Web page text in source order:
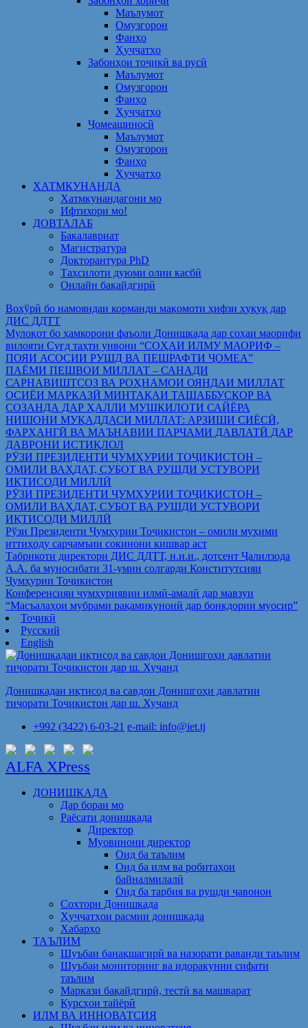
Маълумот
Омузгорон
Фанҳо
Ҳуҷҷатҳо
Забонҳои тоҷикӣ ва русӣ
Маълумот
Омузгорон
Фанҳо
Ҳуҷҷатҳо
Ҷомеашиносӣ
Маълумот
Омузгорон
Фанҳо
Ҳуҷҷатҳо
ХАТМКУНАНДА
Хатмкунандагони мо
Ифтихори мо!
ДОВТАЛАБ
Бакалавриат
Магистратура
Докторантура PhD
Таҳсилоти дуюми олии касбӣ
Онлайн бақайдгирӣ
Вохўрӣ бо намояндаи корманди мақомоти ҳифзи ҳуқуқ дар
ДИС ДДТТ
Мулоқот бо ҳамкорони фаъоли Донишкада дар соҳаи маорифи
вилояти Суғд таҳти унвони “СОҲАИ ИЛМУ МАОРИФ –
ПОЯИ АСОСИИ РУШД ВА ПЕШРАФТИ ҶОМЕА”
ПАЁМИ ПЕШВОИ МИЛЛАТ – САНАДИ
САРНАВИШТСОЗ ВА РОҲНАМОИ ОЯНДАИ МИЛЛАТ
ОСИЁИ МАРКАЗӢ МИНТАҚАИ ТАШАББУСКОР ВА
СОЗАНДА ДАР ҲАЛЛИ МУШКИЛОТИ САЙЁРА
НИШОНИ МУҚАДДАСИ МИЛЛАТ: АРЗИШИ СИЁСӢ,
ФАРҲАНГӢ ВА МАЪНАВИИ ПАРЧАМИ ДАВЛАТӢ ДАР
ДАВРОНИ ИСТИҚЛОЛ
РӮЗИ ПРЕЗИДЕНТИ ҶУМҲУРИИ ТОҶИКИСТОН –
ОМИЛИ ВАҲДАТ, СУБОТ ВА РУШДИ УСТУВОРИ
ИҚТИСОДИ МИЛЛӢ
РӮЗИ ПРЕЗИДЕНТИ ҶУМҲУРИИ ТОҶИКИСТОН –
ОМИЛИ ВАҲДАТ, СУБОТ ВА РУШДИ УСТУВОРИ
ИҚТИСОДИ МИЛЛӢ
Рўзи Президенти Ҷумҳурии Тоҷикистон – омили муҳими
иттиҳоду сарҷамъии сокинони кишвар аст
Табрикоти директори ДИС ДДТТ, н.и.и., дотсент Ҷалилзода
А.А. ба муносибати 31-умин солгарди Конститутсияи
Ҷумҳурии Тоҷикистон
Конференсияи ҷумҳуриявии илмӣ-амалӣ дар мавзуи
“Масъалаҳои мубрами рақамикунонӣ дар бонкдории муосир”
Тоҷикӣ
Русский
English
Донишкадаи иқтисод ва савдои Донишгоҳи давлатии
тиҷорати Тоҷикистон дар ш. Хуҷанд
+992 (3422) 6-03-21 e-mail: info@iet.tj
ALFA XPress
ДОНИШКАДА
Дар бораи мо
Раёсати донишкада
Директор
Муовинони директор
Оид ба таълим
Оид ба илм ва робитаҳои
байналмилалӣ
Оид ба тарбия ва рушди ҷавонон
Сохтори Донишкада
Ҳуҷҷатҳои расмии донишкада
Хабарҳо
ТАЪЛИМ
Шуъбаи банақшагирӣ ва назорати раванди таълим
Шуъбаи мониторинг ва идоракунии сифати
таълим
Маркази бақайдгирӣ, тестӣ ва машварат
Курсҳои тайёрӣ
ИЛМ ВА ИННОВАТСИЯ